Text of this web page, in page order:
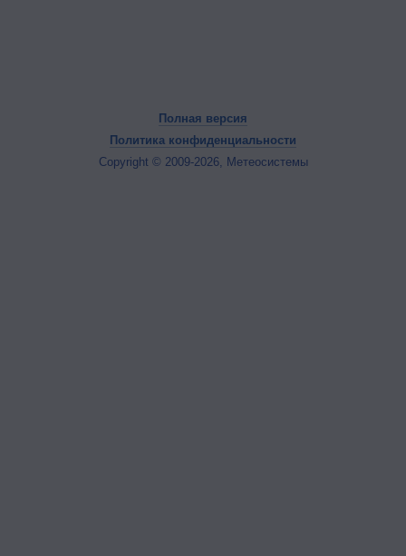
Полная версия
Политика конфиденциальности
Copyright © 2009-2026, Метеосистемы